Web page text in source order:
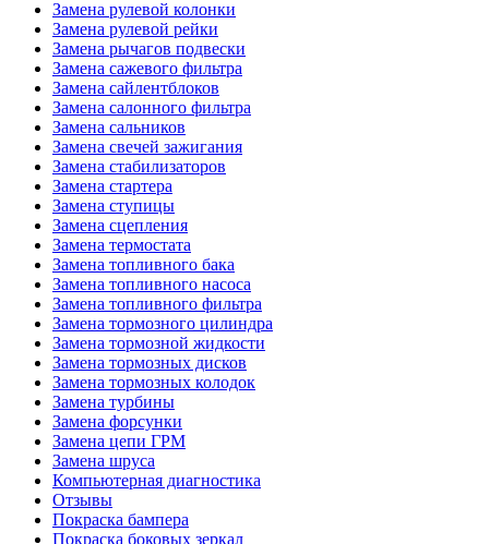
Замена рулевой колонки
Замена рулевой рейки
Замена рычагов подвески
Замена сажевого фильтра
Замена сайлентблоков
Замена салонного фильтра
Замена сальников
Замена свечей зажигания
Замена стабилизаторов
Замена стартера
Замена ступицы
Замена сцепления
Замена термостата
Замена топливного бака
Замена топливного насоса
Замена топливного фильтра
Замена тормозного цилиндра
Замена тормозной жидкости
Замена тормозных дисков
Замена тормозных колодок
Замена турбины
Замена форсунки
Замена цепи ГРМ
Замена шруса
Компьютерная диагностика
Отзывы
Покраска бампера
Покраска боковых зеркал